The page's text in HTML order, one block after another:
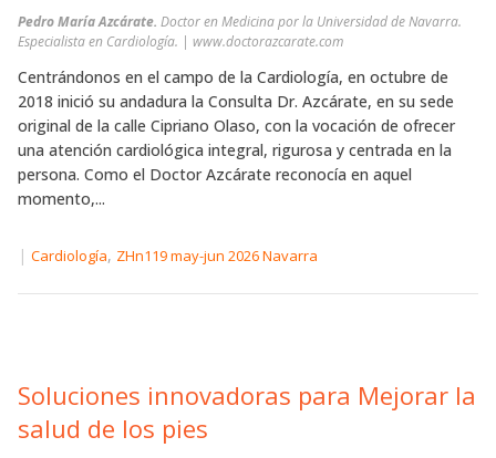
Pedro María Azcárate. Doctor en Medicina por la Universidad de Navarra.
Especialista en Cardiología. | www.doctorazcarate.com
Centrándonos en el campo de la Cardiología, en octubre de
2018 inició su andadura la Consulta Dr. Azcárate, en su sede
original de la calle Cipriano Olaso, con la vocación de ofrecer
una atención cardiológica integral, rigurosa y centrada en la
persona. Como el Doctor Azcárate reconocía en aquel
momento,...
| Cardiología, ZHn119 may-jun 2026 Navarra
Soluciones innovadoras para Mejorar la
salud de los pies